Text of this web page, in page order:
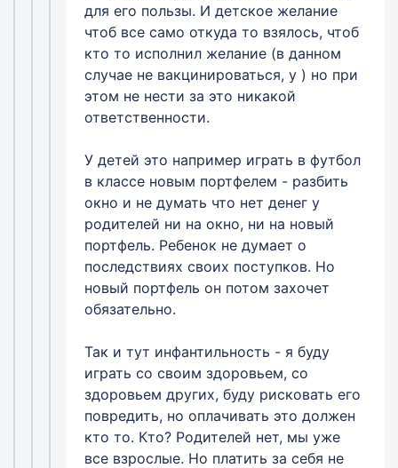
для его пользы. И детское желание
чтоб все само откуда то взялось, чтоб
кто то исполнил желание (в данном
случае не вакцинироваться, у ) но при
этом не нести за это никакой
ответственности.
У детей это например играть в футбол
в классе новым портфелем - разбить
окно и не думать что нет денег у
родителей ни на окно, ни на новый
портфель. Ребенок не думает о
последствиях своих поступков. Но
новый портфель он потом захочет
обязательно.
Так и тут инфантильность - я буду
играть со своим здоровьем, со
здоровьем других, буду рисковать его
повредить, но оплачивать это должен
кто то. Кто? Родителей нет, мы уже
все взрослые. Но платить за себя не